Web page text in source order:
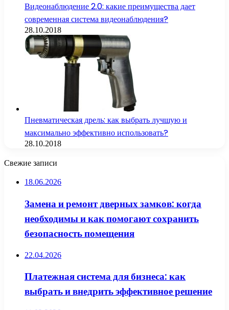
Видеонаблюдение 2.0: какие преимущества дает
современная система видеонаблюдения?
28.10.2018
Пневматическая дрель: как выбрать лучшую и
максимально эффективно использовать?
28.10.2018
Свежие записи
18.06.2026
Замена и ремонт дверных замков: когда
необходимы и как помогают сохранить
безопасность помещения
22.04.2026
Платежная система для бизнеса: как
выбрать и внедрить эффективное решение